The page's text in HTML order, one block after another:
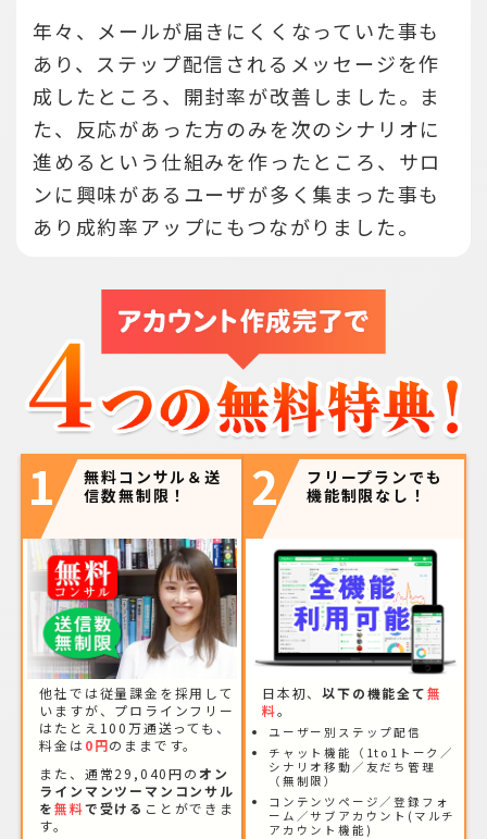
年々、メールが届きにくくなっていた事も
あり、ステップ配信されるメッセージを作
成したところ、開封率が改善しました。ま
た、反応があった方のみを次のシナリオに
進めるという仕組みを作ったところ、サロ
ンに興味があるユーザが多く集まった事も
あり成約率アップにもつながりました。
1
無料コンサル＆送
信数無制限！
他社では従量課金を採用して
いますが、プロラインフリー
はたとえ100万通送っても、
料金は 0円のままです。
また、通常29,040円のオン
ラインマンツーマンコンサル
を無料で受ける ことができま
す。
2
フリープランでも
機能制限なし！
日本初、以下の機能全て無
料。
ユーザー別ステップ配信
チャット機能（1to1トーク／
シナリオ移動／友だち管理
（無制限）
コンテンツページ／登録フォ
ーム／サブアカウント(マルチ
アカウント機能)